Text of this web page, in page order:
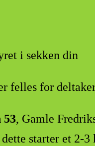
i sekken din
for
53, Gamle
starter et 2-